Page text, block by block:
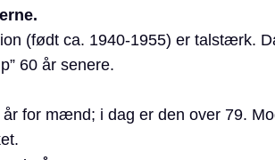
(født ca. 1940-1955) er talstærk.
60 år senere.
for mænd; i dag er den over 79.